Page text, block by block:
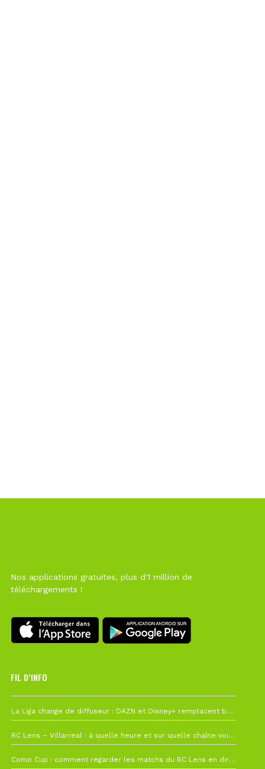
Nos applications gratuites, plus d'1 million de
téléchargements !
FIL D’INFO
La Liga change de diffuseur : DAZN et Disney+ remplacent beIN Sports !
RC Lens – Villarreal : à quelle heure et sur quelle chaîne voir la finale de la Como Cup ?
Como Cup : comment regarder les matchs du RC Lens en direct ?